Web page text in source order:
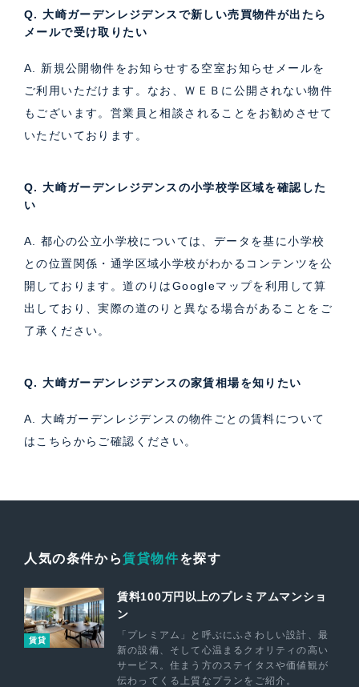
Q. 大崎ガーデンレジデンスで新しい売買物件が出たら
メールで受け取りたい
A. 新規公開物件をお知らせする空室お知らせメールを
ご利用いただけます。なお、ＷＥＢに公開されない物件
もございます。営業員と相談されることをお勧めさせて
いただいております。
Q. 大崎ガーデンレジデンスの小学校学区域を確認した
い
A. 都心の公立小学校については、データを基に小学校
との位置関係・通学区域小学校がわかるコンテンツを公
開しております。道のりはGoogleマップを利用して算
出しており、実際の道のりと異なる場合があることをご
了承ください。
Q. 大崎ガーデンレジデンスの家賃相場を知りたい
A. 大崎ガーデンレジデンスの物件ごとの賃料について
は こちら からご確認ください。
人気の条件から賃貸物件を探す
賃貸
賃料100万円以上のプレミアムマンショ
ン
「プレミアム」と呼ぶにふさわしい設計、最
新の設備、そして心温まるクオリティの高い
サービス。住まう方のステイタスや価値観が
伝わってくる上質なプランをご紹介。